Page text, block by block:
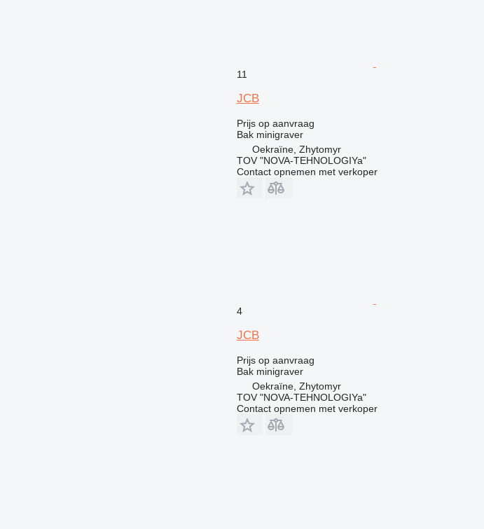
11
JCB
Prijs op aanvraag
Bak minigraver
Oekraïne, Zhytomyr
TOV "NOVA-TEHNOLOGIYa"
Contact opnemen met verkoper
4
JCB
Prijs op aanvraag
Bak minigraver
Oekraïne, Zhytomyr
TOV "NOVA-TEHNOLOGIYa"
Contact opnemen met verkoper